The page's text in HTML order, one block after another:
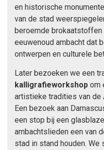
en historische
van de stad
beroemde brokaatstoffen
eeuwenoud ambacht dat
ontwerpen en culturele
Later bezoeken we een
kalligrafieworkshop om
artistieke tradities van de
Een bezoek aan
een stop bij een
ambachtslieden een van
stad in stand houden.